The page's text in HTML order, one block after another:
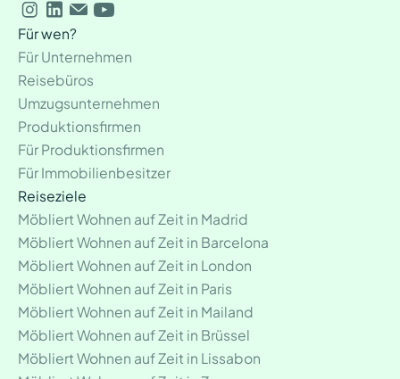
Für wen?
Für Unternehmen
Reisebüros
Umzugsunternehmen
Produktionsfirmen
Für Produktionsfirmen
Für Immobilienbesitzer
Reiseziele
Möbliert Wohnen auf Zeit in Madrid
Möbliert Wohnen auf Zeit in Barcelona
Möbliert Wohnen auf Zeit in London
Möbliert Wohnen auf Zeit in Paris
Möbliert Wohnen auf Zeit in Mailand
Möbliert Wohnen auf Zeit in Brüssel
Möbliert Wohnen auf Zeit in Lissabon